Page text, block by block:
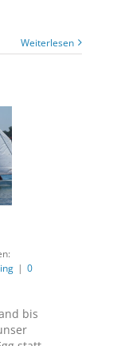
Weiterlesen
| 0
bis